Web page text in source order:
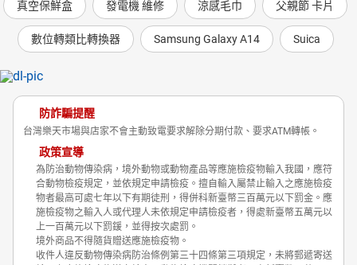
真空保鮮盒 發電機 維修 涼感毛巾 父親節 卡片
數位轉類比轉換器 Samsung Galaxy A14 Suica
防詐騙提醒
台灣樂天市場與店家不會主動致電要求解除分期付款、要求ATM轉帳。
政策宣導
為防治動物傳染病，境外動物或動物產品等應施檢疫物輸入我國，應符
合動物檢疫規定，並依規定申請檢疫。擅自輸入屬禁止輸入之應施檢疫
物者最高可處七年以下有期徒刑，得併科新臺幣三百萬元以下罰金。應
施檢疫物之輸入人或代理人未依規定申請檢疫者，得處新臺幣五萬元以
上一百萬元以下罰鍰，並得按次處罰。
境外商品不得隨貨贈送應施檢疫物。
收件人違反動物傳染病防治條例第三十四條第三項規定，未將郵遞寄送